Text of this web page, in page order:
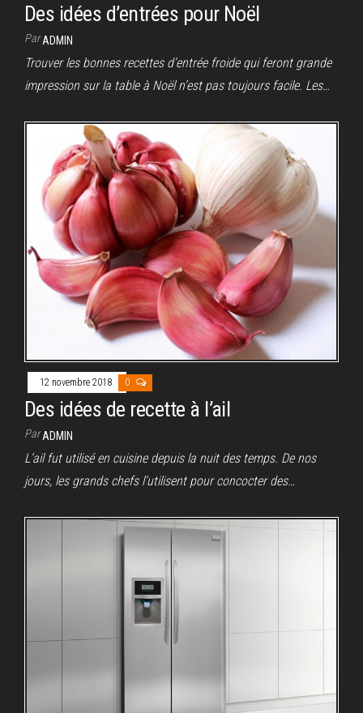
Des idées d’entrées pour Noël
ParADMIN
Trouver les bonnes recettes d’entrée froide qui feront grande
impression sur la table à Noël n’est pas toujours facile. Les…
12 novembre 2018 0
Des idées de recette à l’ail
ParADMIN
L’ail fut utilisé en cuisine depuis la nuit des temps. De nos
jours, les grands chefs l’utilisent pour concocter des…